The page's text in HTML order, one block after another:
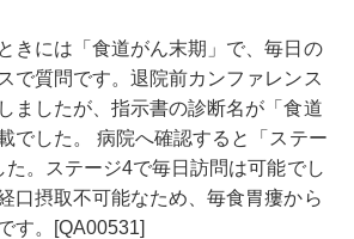
きには「食道がん末期」で、毎日の
で質問です。退院前カンファレンス
ましたが、指示書の診断名が「食道
でした。 病院へ確認すると「ステー
た。ステージ4で毎日訪問は可能でし
口摂取不可能なため、毎食胃瘻から
す。[QA00531]